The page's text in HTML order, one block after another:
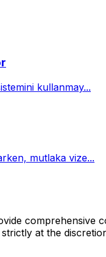
kullanmay...
mutlaka vize...
at the